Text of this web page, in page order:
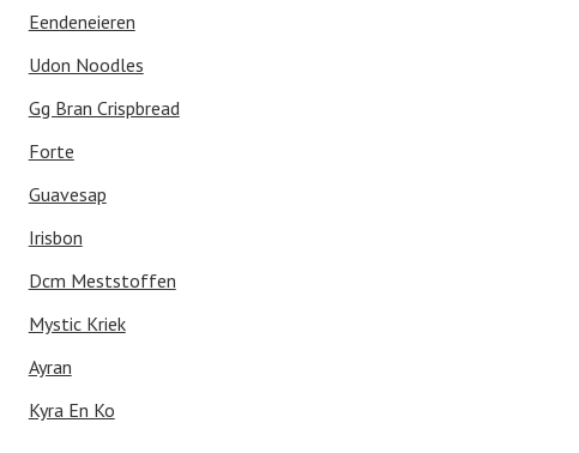
Eendeneieren
Udon Noodles
Gg Bran Crispbread
Forte
Guavesap
Irisbon
Dcm Meststoffen
Mystic Kriek
Ayran
Kyra En Ko